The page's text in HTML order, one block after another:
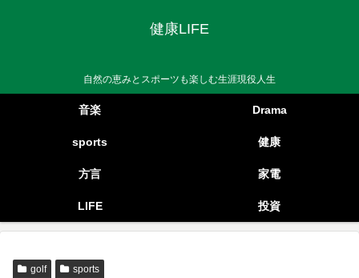
健康LIFE
自然の恵みとスポーツも楽しむ生涯現役人生
音楽 Drama
sports 健康
方言 家電
LIFE 投資
golf sports